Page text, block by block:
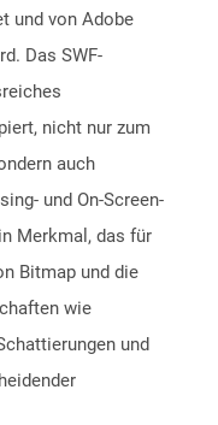
und von Adobe
Das SWF-
nicht nur zum
auch
und On-Screen-
Merkmal, das für
Bitmap und die
wie
und